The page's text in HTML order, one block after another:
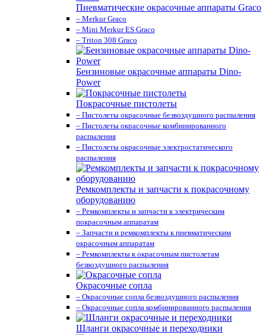
Пневматические окрасочные аппараты Graco
– Merkur Graco
– Mini Merkur ES Graco
– Triton 308 Graco
Бензиновые окрасочные аппараты Dino-
Power
Покрасочные пистолеты
– Пистолеты окрасочные безвоздушного распыления
– Пистолеты окрасочные комбинированного
распыления
– Пистолеты окрасочные электростатического
распыления
Ремкомплекты и запчасти к покрасочному
оборудованию
– Ремкомплекты и запчасти к электрическим
покрасочным аппаратам
– Запчасти и ремкомплекты к пневматическим
окрасочным аппаратам
– Ремкомплекты к окрасочным пистолетам
безвоздушного распыления
Окрасочные сопла
– Окрасочные сопла безвоздушного распыления
– Окрасочные сопла комбинированного распыления
Шланги окрасочные и переходники